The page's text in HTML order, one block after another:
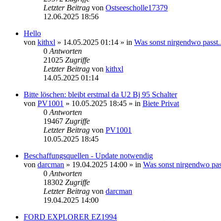
Letzter Beitrag von Ostseescholle17379
12.06.2025 18:56
Hello
von kithxl » 14.05.2025 01:14 » in Was sonst nirgendwo
0 Antworten
21025 Zugriffe
Letzter Beitrag von kithxl
14.05.2025 01:14
Bitte löschen: bleibt erstmal da U2 Bj 95 Schalter
von PV1001 » 10.05.2025 18:45 » in Biete Privat
0 Antworten
19467 Zugriffe
Letzter Beitrag von PV1001
10.05.2025 18:45
Beschaffungsquellen - Update notwendig
von darcman » 19.04.2025 14:00 » in Was sonst nirgendwo
0 Antworten
18302 Zugriffe
Letzter Beitrag von darcman
19.04.2025 14:00
FORD EXPLORER EZ1994